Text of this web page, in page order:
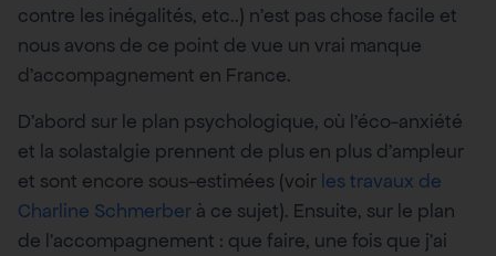
contre les inégalités, etc..) n’est pas chose facile et
nous avons de ce point de vue un vrai manque
d’accompagnement en France.
D’abord sur le plan psychologique, où l’éco-anxiété
et la solastalgie prennent de plus en plus d’ampleur
et sont encore sous-estimées (voir les travaux de
Charline Schmerber à ce sujet). Ensuite, sur le plan
de l’accompagnement : que faire, une fois que j’ai